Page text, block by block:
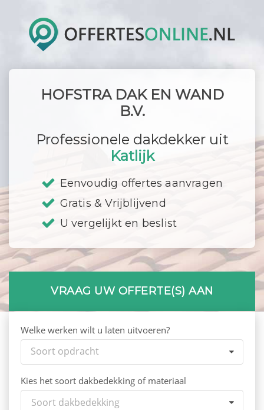
HOFSTRA DAK EN WAND
B.V.
Professionele dakdekker uit
Katlijk
Eenvoudig offertes aanvragen
Gratis & Vrijblijvend
U vergelijkt en beslist
VRAAG UW OFFERTE(S) AAN
Welke werken wilt u laten uitvoeren?
Soort opdracht
Kies het soort dakbedekking of materiaal
Soort dakbedekking